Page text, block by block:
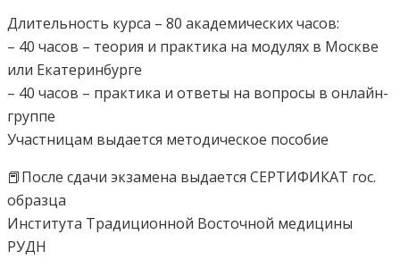
Длительность курса – 80 академических часов:
– 40 часов – теория и практика на модулях в Москве
или Екатеринбурге
– 40 часов – практика и ответы на вопросы в онлайн-
группе
Участницам выдается методическое пособие
📕После сдачи экзамена выдается СЕРТИФИКАТ гос.
образца
Института Традиционной Восточной медицины
РУДН